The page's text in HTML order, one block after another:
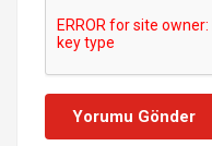
Yorumu Gönder